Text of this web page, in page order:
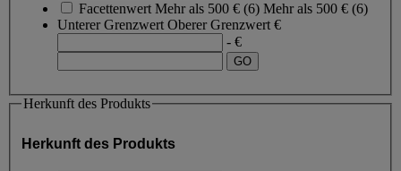
Facettenwert Mehr als 500 € (6) Mehr als 500 € (6)
Unterer Grenzwert Oberer Grenzwert €
- €
Herkunft des Produkts
Herkunft des Produkts